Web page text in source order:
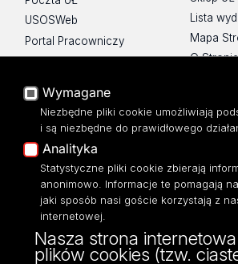
USOSWeb
Portal Pracowniczy
Baza Aktów Własnych
Moodle
Eksperci UŁ
Polityka Prywatności
Dostępność
Lista
Mapa
O
ul. Narutowicza 68, 90-136 Łódź
NIP: 724 000 32 43
Wymagane
Niezbędne pliki cookie umożliwiają
i są niezbędne do prawidłowego
Analityka
Statystyczne pliki cookie zbierają
anonimowo. Informacje te pomagają
jaki sposób nasi goście korzystają z
internetowej.
Nasza strona
plików cookies (tzw.